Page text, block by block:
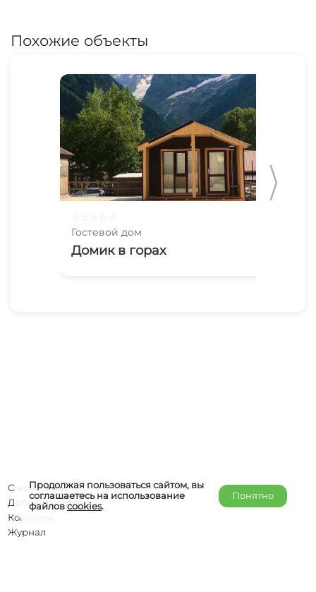
Похожие объекты
Гостевой дом
Домик в горах
Продолжая пользоваться сайтом, вы
соглашаетесь на использование
файловcookies.
Понятно
О компании
Добавить объект
Контакты
Журнал